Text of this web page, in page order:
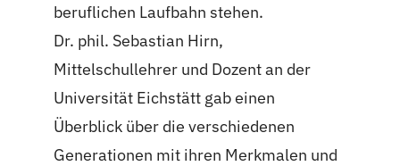
beruflichen Laufbahn stehen.
Dr. phil. Sebastian Hirn,
Mittelschullehrer und Dozent an der
Universität Eichstätt gab einen
Überblick über die verschiedenen
Generationen mit ihren Merkmalen und